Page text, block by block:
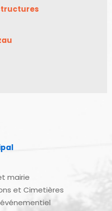
mairie
et Cimetières